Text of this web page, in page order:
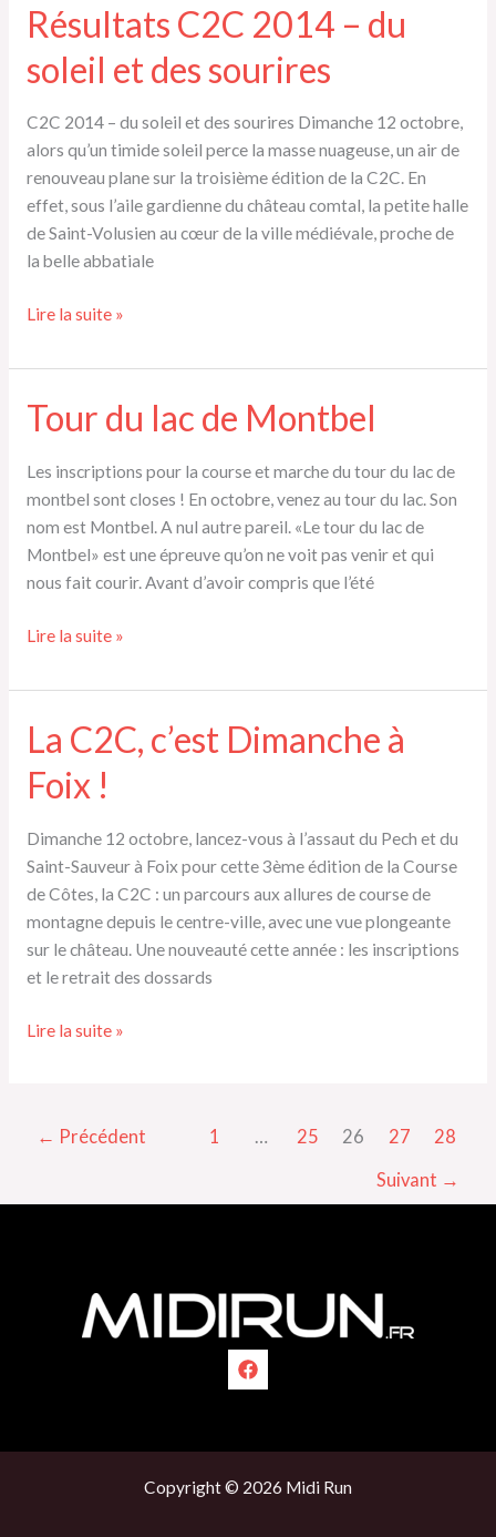
de
Montbel
sous
son
plus
jour
Résultats C2C 2014 – du
soleil et des sourires
C2C 2014 – du soleil et des sourires Dimanche 12 octobre,
alors qu’un timide soleil perce la masse nuageuse, un air de
renouveau plane sur la troisième édition de la C2C. En
effet, sous l’aile gardienne du château comtal, la petite halle
de Saint-Volusien au cœur de la ville médiévale, proche de
la belle abbatiale
Résultats
2014
et
des
sourires
Lire la suite »
Tour du lac de Montbel
Les inscriptions pour la course et marche du tour du lac de
montbel sont closes ! En octobre, venez au tour du lac. Son
nom est Montbel. A nul autre pareil. «Le tour du lac de
Montbel» est une épreuve qu’on ne voit pas venir et qui
nous fait courir. Avant d’avoir compris que l’été
Tour
lac
Montbel
Lire la suite »
La C2C, c’est Dimanche à
Foix !
Dimanche 12 octobre, lancez-vous à l’assaut du Pech et du
Saint-Sauveur à Foix pour cette 3ème édition de la Course
de Côtes, la C2C : un parcours aux allures de course de
montagne depuis le centre-ville, avec une vue plongeante
sur le château. Une nouveauté cette année : les inscriptions
et le retrait des dossards
La
Lire la suite »
← Précédent 1 … 25 26 27
28
Suivant →
Copyright © 2026 Midi Run